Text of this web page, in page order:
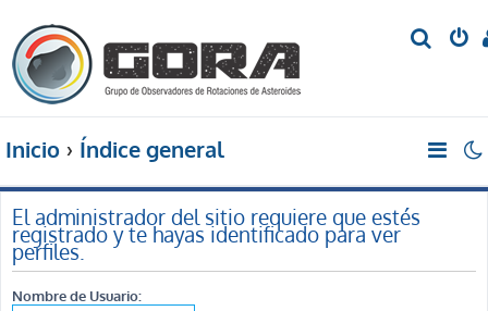
r
Inicio Índice general
El administrador del sitio requiere que estés
registrado y te hayas identificado para ver
perfiles.
Nombre de Usuario: